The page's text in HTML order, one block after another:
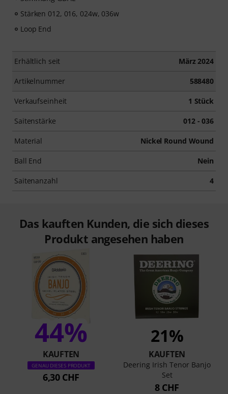
Stärken 012, 016, 024w, 036w
Loop End
Erhältlich seit März 2024
Artikelnummer 588480
Verkaufseinheit 1 Stück
Saitenstärke 012 - 036
Material Nickel Round Wound
Ball End Nein
Saitenanzahl 4
Das kauften Kunden, die sich dieses
Produkt angesehen haben
44%
KAUFTEN
GENAU DIESES PRODUKT
6,30 CHF
21%
KAUFTEN
Deering Irish Tenor Banjo
Set
8 CHF